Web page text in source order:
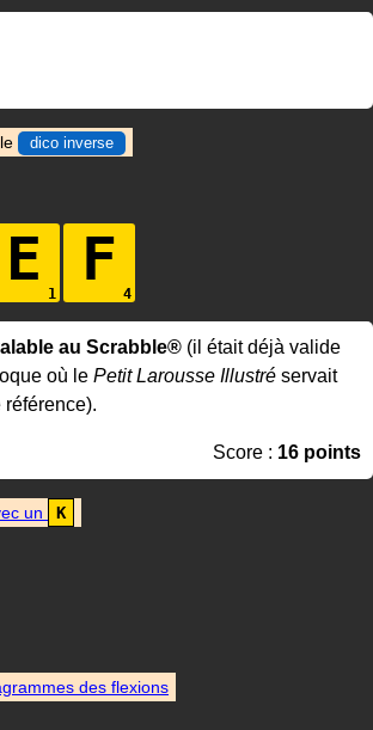
dico inverse
E F
au Scrabble® (il était déjà valide
où le Petit Larousse Illustré servait
Score : 16 points
un K
des flexions